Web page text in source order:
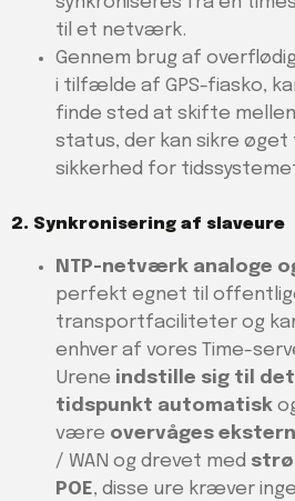
til et netværk.
Gennem brug af
i tilfælde af GPS-fiasko,
finde sted at skifte
status, der kan sikre
sikkerhed for
2. Synkronisering af slaveure
NTP-netværk analoge
perfekt egnet til
transportfaciliteter og
enhver af vores Time-
Urene indstille sig til
tidspunkt automatisk
være overvåges
/ WAN og drevet med
POE, disse ure kræver